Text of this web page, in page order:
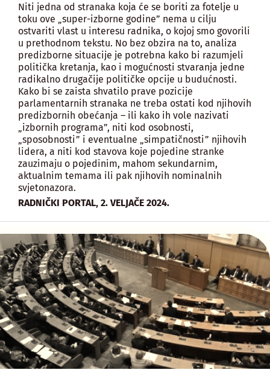
Niti jedna od stranaka koja će se boriti za fotelje u
toku ove „super-izborne godine” nema u cilju
ostvariti vlast u interesu radnika, o kojoj smo govorili
u prethodnom tekstu. No bez obzira na to, analiza
predizborne situacije je potrebna kako bi razumjeli
politička kretanja, kao i mogućnosti stvaranja jedne
radikalno drugačije političke opcije u budućnosti.
Kako bi se zaista shvatilo prave pozicije
parlamentarnih stranaka ne treba ostati kod njihovih
predizbornih obećanja – ili kako ih vole nazivati
„izbornih programa”, niti kod osobnosti,
„sposobnosti” i eventualne „simpatičnosti” njihovih
lidera, a niti kod stavova koje pojedine stranke
zauzimaju o pojedinim, mahom sekundarnim,
aktualnim temama ili pak njihovih nominalnih
svjetonazora.
RADNIČKI PORTAL, 2. VELJAČE 2024.